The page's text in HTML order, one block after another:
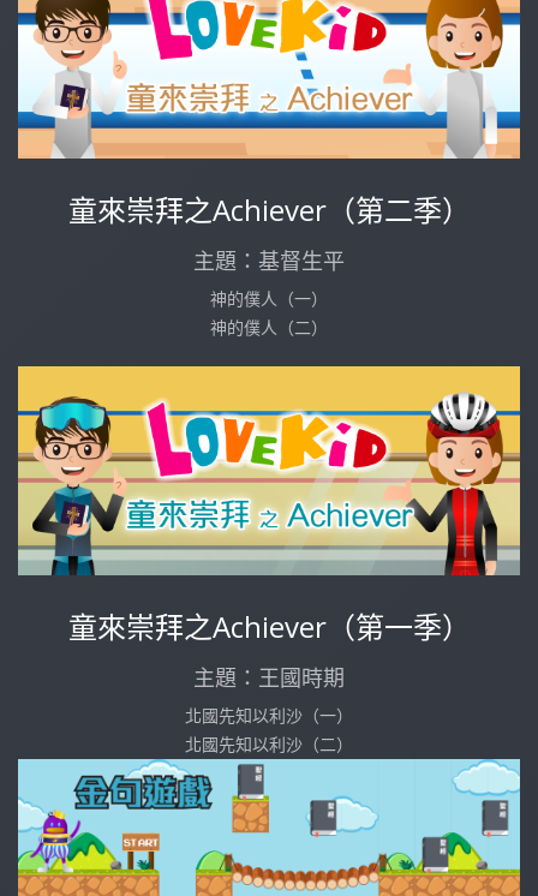
童來崇拜之Achiever（第二季）
主題：基督生平
神的僕人（一）
神的僕人（二）
童來崇拜之Achiever（第一季）
主題：王國時期
北國先知以利沙（一）
北國先知以利沙（二）